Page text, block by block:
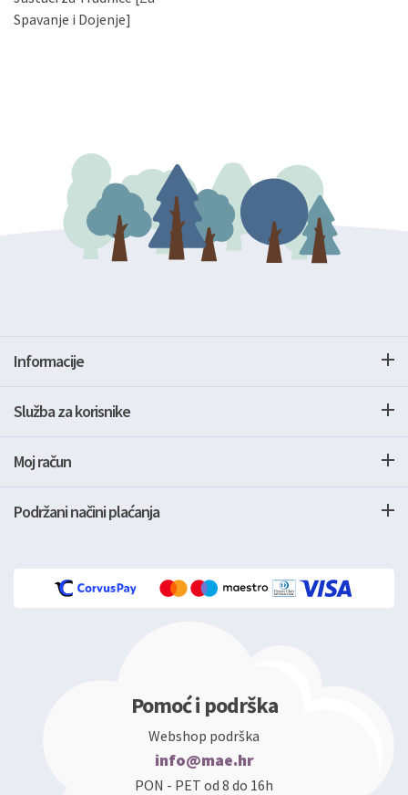
gore navedenu adresu ili e-mailom na adresu:
Spavanje i Dojenje]
Informacije
Služba za korisnike
Moj račun
Podržani načini plaćanja
Pomoć i podrška
Webshop podrška
info@mae.hr
PON - PET od 8 do 16h